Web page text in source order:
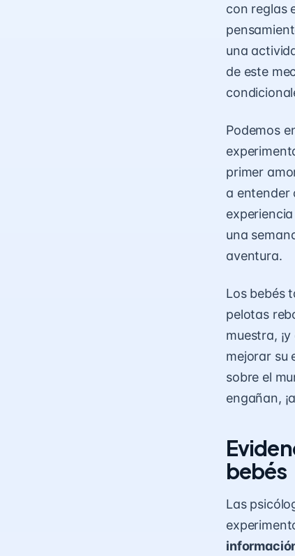
con reglas
una
de este
Podemos
primer
a entender
una
aventura.
Los bebés
pelotas
muestra,
mejorar su
sobre el
engañan,
bebés
Las